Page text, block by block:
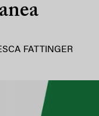
FATTINGER